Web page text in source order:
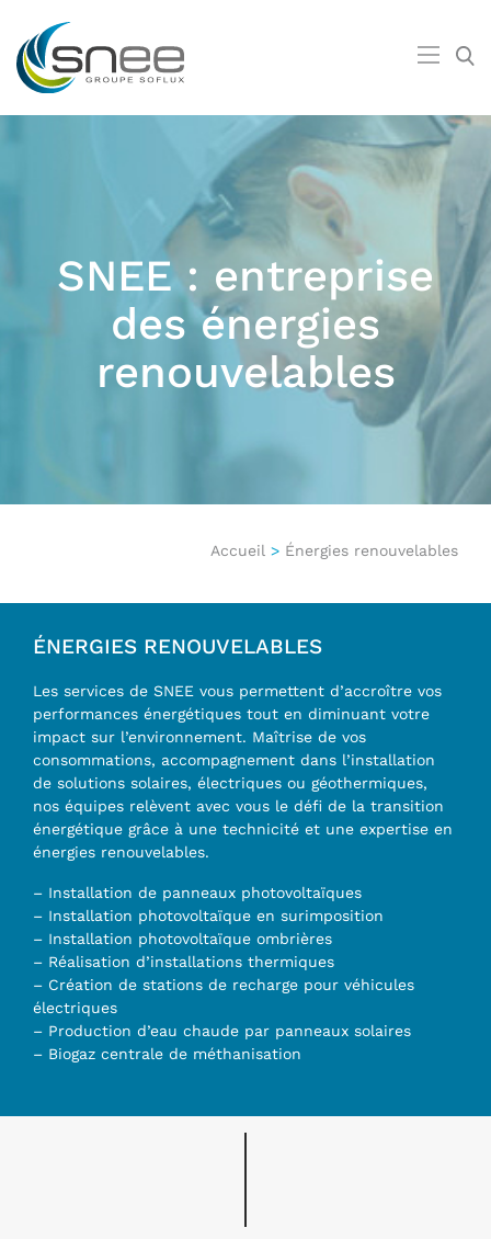
SNEE : entreprise
des énergies
renouvelables
Accueil > Énergies renouvelables
ÉNERGIES RENOUVELABLES
Les services de SNEE vous permettent d’accroître vos
performances énergétiques tout en diminuant votre
impact sur l’environnement. Maîtrise de vos
consommations, accompagnement dans l’installation
de solutions solaires, électriques ou géothermiques,
nos équipes relèvent avec vous le défi de la transition
énergétique grâce à une technicité et une expertise en
énergies renouvelables.
– Installation de panneaux photovoltaïques
– Installation photovoltaïque en surimposition
– Installation photovoltaïque ombrières
– Réalisation d’installations thermiques
– Création de stations de recharge pour véhicules
électriques
– Production d’eau chaude par panneaux solaires
– Biogaz centrale de méthanisation